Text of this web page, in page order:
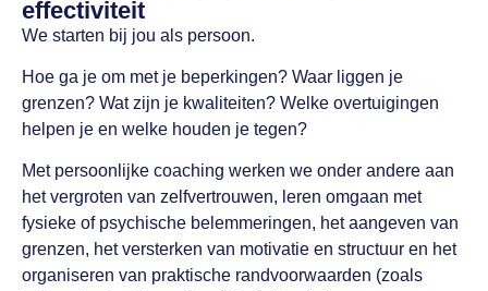
effectiviteit
We starten bij jou als persoon.
Hoe ga je om met je beperkingen? Waar liggen je
grenzen? Wat zijn je kwaliteiten? Welke overtuigingen
helpen je en welke houden je tegen?
Met persoonlijke coaching werken we onder andere aan
het vergroten van zelfvertrouwen, leren omgaan met
fysieke of psychische belemmeringen, het aangeven van
grenzen, het versterken van motivatie en structuur en het
organiseren van praktische randvoorwaarden (zoals